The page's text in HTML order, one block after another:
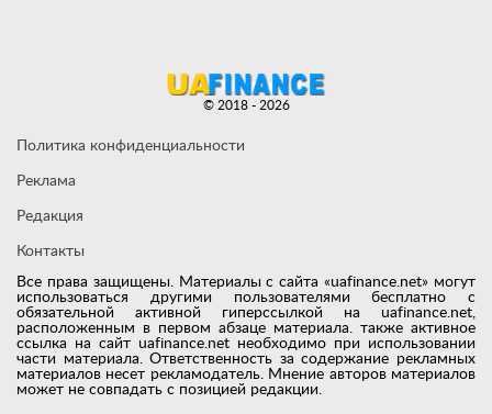
Все права защищены. Материалы с сайта «uafinance.net» могут
использоваться другими пользователями бесплатно с
обязательной активной гиперссылкой на uafinance.net,
расположенным в первом абзаце материала. также активное
ссылка на сайт uafinance.net необходимо при использовании
части материала. Ответственность за содержание рекламных
материалов несет рекламодатель. Мнение авторов материалов
может не совпадать с позицией редакции.
Политика конфиденциальности
Реклама
Редакция
Контакты
© 2018 - 2026